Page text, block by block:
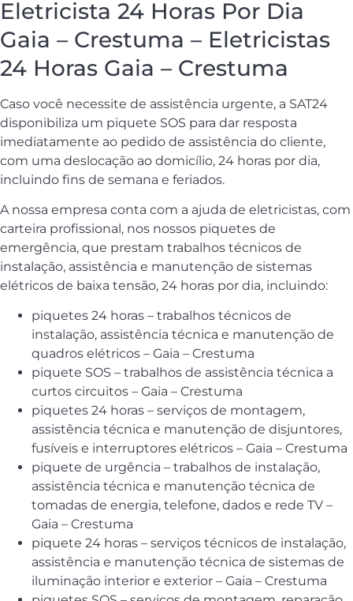
Eletricista 24 Horas Por Dia
Gaia – Crestuma – Eletricistas
24 Horas Gaia – Crestuma
Caso você necessite de assistência urgente, a SAT24
disponibiliza um piquete SOS para dar resposta
imediatamente ao pedido de assistência do cliente,
com uma deslocação ao domicílio, 24 horas por dia,
incluindo fins de semana e feriados.
A nossa empresa conta com a ajuda de eletricistas, com
carteira profissional, nos nossos piquetes de
emergência, que prestam trabalhos técnicos de
instalação, assistência e manutenção de sistemas
elétricos de baixa tensão, 24 horas por dia, incluindo:
piquetes 24 horas – trabalhos técnicos de
instalação, assistência técnica e manutenção de
quadros elétricos – Gaia – Crestuma
piquete SOS – trabalhos de assistência técnica a
curtos circuitos – Gaia – Crestuma
piquetes 24 horas – serviços de montagem,
assistência técnica e manutenção de disjuntores,
fusíveis e interruptores elétricos – Gaia – Crestuma
piquete de urgência – trabalhos de instalação,
assistência técnica e manutenção técnica de
tomadas de energia, telefone, dados e rede TV –
Gaia – Crestuma
piquete 24 horas – serviços técnicos de instalação,
assistência e manutenção técnica de sistemas de
iluminação interior e exterior – Gaia – Crestuma